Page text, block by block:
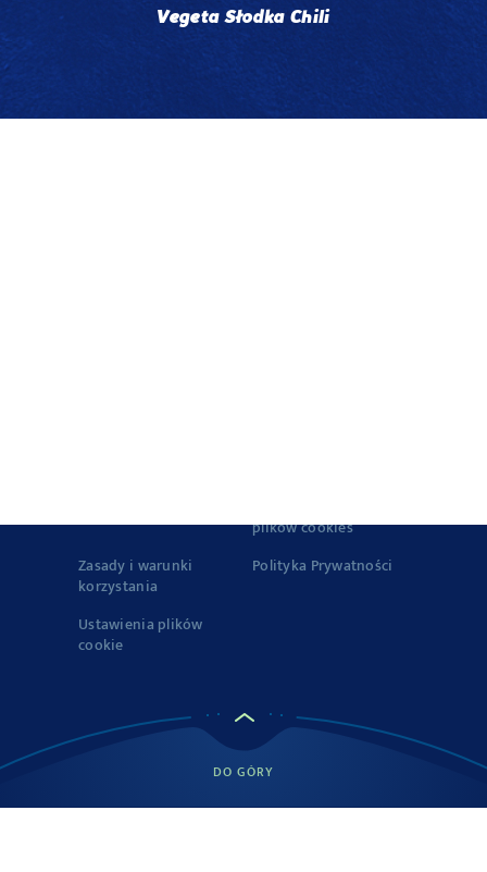
Vegeta Słodka Chili
plików cookies
Zasady i warunki
korzystania
Polityka Prywatności
Ustawienia plików
cookie
DO GÓRY